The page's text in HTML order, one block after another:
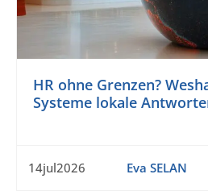
HR ohne Grenzen?
Systeme lokale
14jul2026 Eva SELAN